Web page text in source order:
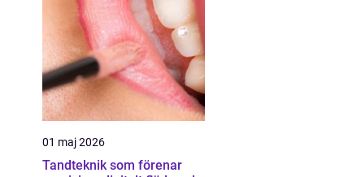
01 maj 2026
Tandteknik som förenar